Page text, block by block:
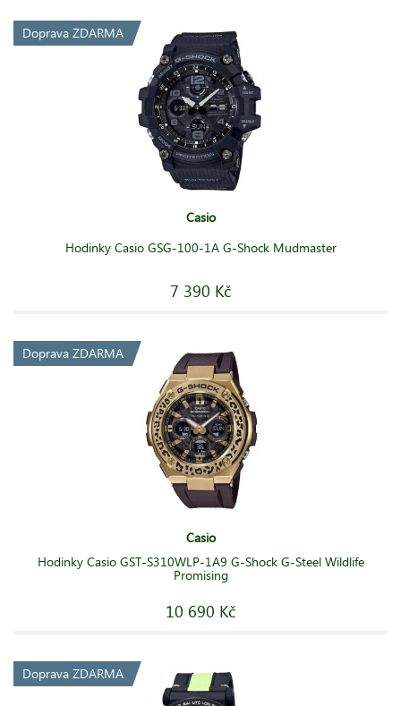
Doprava ZDARMA
Casio
Hodinky Casio GSG-100-1A G-Shock Mudmaster
7 390 Kč
Doprava ZDARMA
Casio
Hodinky Casio GST-S310WLP-1A9 G-Shock G-Steel Wildlife
Promising
10 690 Kč
Doprava ZDARMA